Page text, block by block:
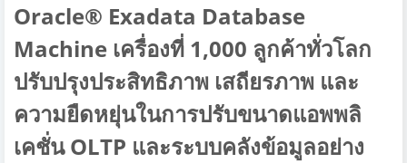
Oracle® Exadata Database
Machine เครื่องที่ 1,000 ลูกค้าทั่วโลก
ปรับปรุงประสิทธิภาพ เสถียรภาพ และ
ความยืดหยุ่นในการปรับขนาดแอพพลิ
เคชั่น OLTP และระบบคลังข้อมูลอย่าง